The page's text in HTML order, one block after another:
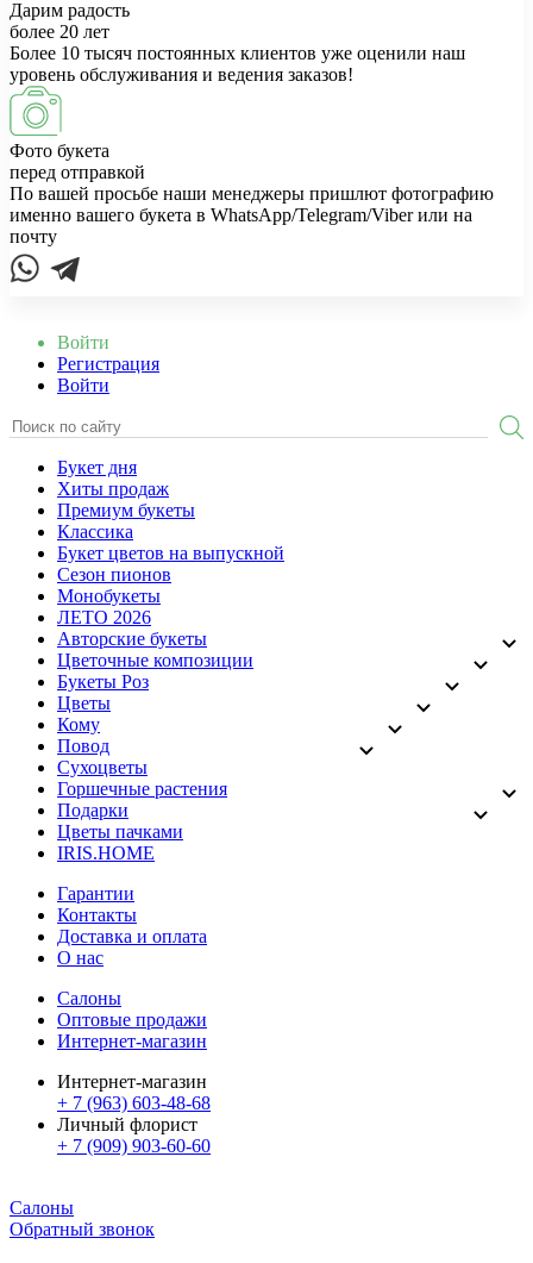
Дарим радость
более 20 лет
Более 10 тысяч постоянных клиентов уже оценили наш
уровень обслуживания и ведения заказов!
Фото букета
перед отправкой
По вашей просьбе наши менеджеры пришлют фотографию
именно вашего букета в WhatsApp/Telegram/Viber или на
почту
Войти
Регистрация
Войти
Букет дня
Хиты продаж
Премиум букеты
Классика
Букет цветов на выпускной
Сезон пионов
Монобукеты
ЛЕТО 2026
Авторские букеты
Цветочные композиции
Букеты Роз
Цветы
Кому
Повод
Сухоцветы
Горшечные растения
Подарки
Цветы пачками
IRIS.HOME
Гарантии
Контакты
Доставка и оплата
О нас
Салоны
Оптовые продажи
Интернет-магазин
Интернет-магазин
+ 7 (963) 603-48-68
Личный флорист
+ 7 (909) 903-60-60
Салоны
Обратный звонок